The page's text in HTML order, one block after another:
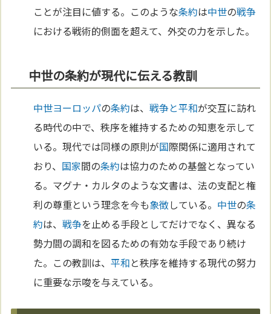
ことが注目に値する。このような条約は中世の戦争
における戦術的側面を超えて、外交の力を示した。
中世の条約が現代に伝える教訓
中世ヨーロッパの条約は、戦争と平和が交互に訪れ
る時代の中で、秩序を維持するための知恵を示して
いる。現代では同様の原則が国際関係に適用されて
おり、 国家間の条約は協力のための基盤となってい
る。マグナ・カルタのような文書は、法の支配と権
利の尊重という理念を今も象徴している。 中世の条
約は、戦争を止める手段としてだけでなく、異なる
勢力間の調和を図るための有効な手段であり続け
た。この教訓は、平和と秩序を維持する現代の努力
に重要な示唆を与えている。